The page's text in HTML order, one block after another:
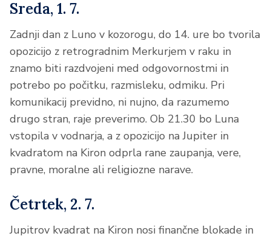
Sreda, 1. 7.
Zadnji dan z Luno v kozorogu, do 14. ure bo tvorila
opozicijo z retrogradnim Merkurjem v raku in
znamo biti razdvojeni med odgovornostmi in
potrebo po počitku, razmisleku, odmiku. Pri
komunikacij previdno, ni nujno, da razumemo
drugo stran, raje preverimo. Ob 21.30 bo Luna
vstopila v vodnarja, a z opozicijo na Jupiter in
kvadratom na Kiron odprla rane zaupanja, vere,
pravne, moralne ali religiozne narave.
Četrtek, 2. 7.
Jupitrov kvadrat na Kiron nosi finančne blokade in